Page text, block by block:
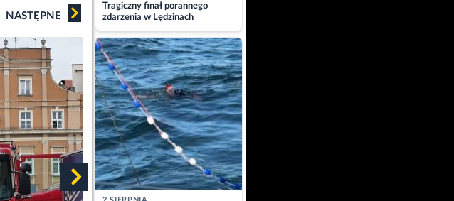
NASTĘPNE
Tragiczny finał porannego
zdarzenia w Lędzinach